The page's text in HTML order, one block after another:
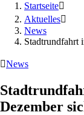
Startseite
Aktuelles
News
Stadtrundfahrt
News
Dezember